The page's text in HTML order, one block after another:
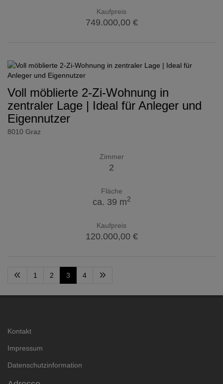
Kaufpreis
749.000,00 €
Voll möblierte 2-Zi-Wohnung in
zentraler Lage | Ideal für Anleger und
Eigennutzer
8010 Graz
Zimmer
2
Fläche
ca. 39 m2
Kaufpreis
120.000,00 €
1 2 3 4
Kontakt
Impressum
Datenschutzinformation